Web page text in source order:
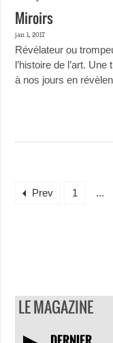
Miroirs
jan 1, 2017
Révélateur ou
l’histoire de l’art.
à nos jours en
Prev 1 ...
LE MAGAZINE